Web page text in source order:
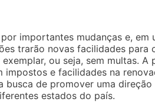
importantes mudanças e, em
trarão novas facilidades para
ou seja, sem multas.
e facilidades na
de promover uma direção
estados do país.